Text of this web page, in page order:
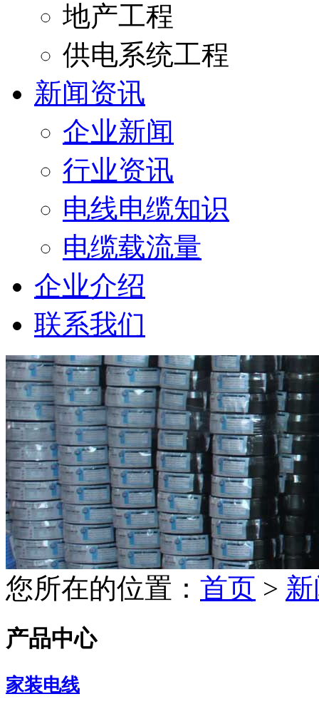
地产工程
供电系统工程
新闻资讯
企业新闻
行业资讯
电线电缆知识
电缆载流量
企业介绍
联系我们
您所在的位置： 首页 >
产品中心
家装电线